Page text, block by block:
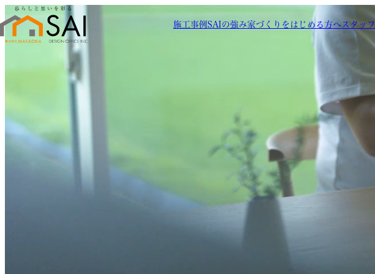
施工事例SAIの強み家づくりをはじめる方へ スタッフ